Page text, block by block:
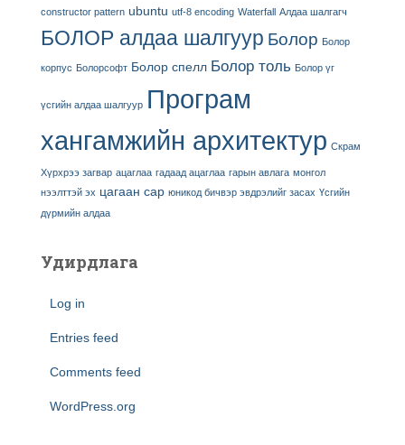
constructor pattern ubuntu utf-8 encoding Waterfall Алдаа шалгагч
БОЛОР алдаа шалгуур Болор Болор
корпус Болорсофт Болор спелл Болор толь Болор үг
үсгийн алдаа шалгуур Програм
хангамжийн архитектур Скрам
Хүрхрээ загвар ацаглаа гадаад ацаглаа гарын авлага монгол
нээлттэй эх цагаан сар юникод бичвэр эвдрэлийг засах Үсгийн
дүрмийн алдаа
Удирдлага
Log in
Entries feed
Comments feed
WordPress.org